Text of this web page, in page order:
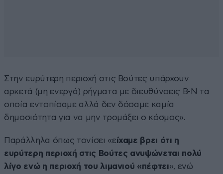
Στην ευρύτερη περιοχή στις Βούτες υπάρχουν
αρκετά (μη ενεργά) ρήγματα με διευθύνσεις Β-Ν τα
οποία εντοπίσαμε αλλά δεν δόσαμε καμία
δημοσιότητα για να μην τρομάξει ο κόσμος».
Παράλληλα όπως τονίσει «είχαμε βρει ότι η
ευρύτερη περιοχή στις Βούτες ανυψώνεται πολύ
λίγο ενώ η περιοχή του λιμανιού «πέφτει», ενώ